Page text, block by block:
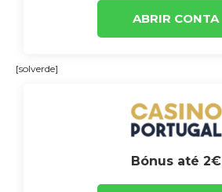
ABRIR CONTA
[solverde]
Bónus até 2€